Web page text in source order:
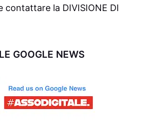
contattare la DIVISIONE DI
GOOGLE NEWS